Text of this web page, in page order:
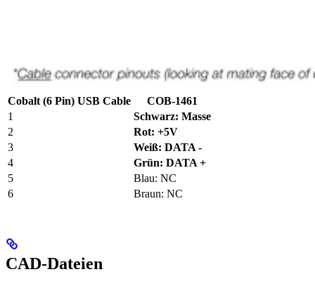
Cobalt (6 Pin) USB Cable
COB-1461
1
Schwarz: Masse
2
Rot: +5V
3
Weiß: DATA -
4
Grün: DATA +
5
Blau: NC
6
Braun: NC
CAD-Dateien